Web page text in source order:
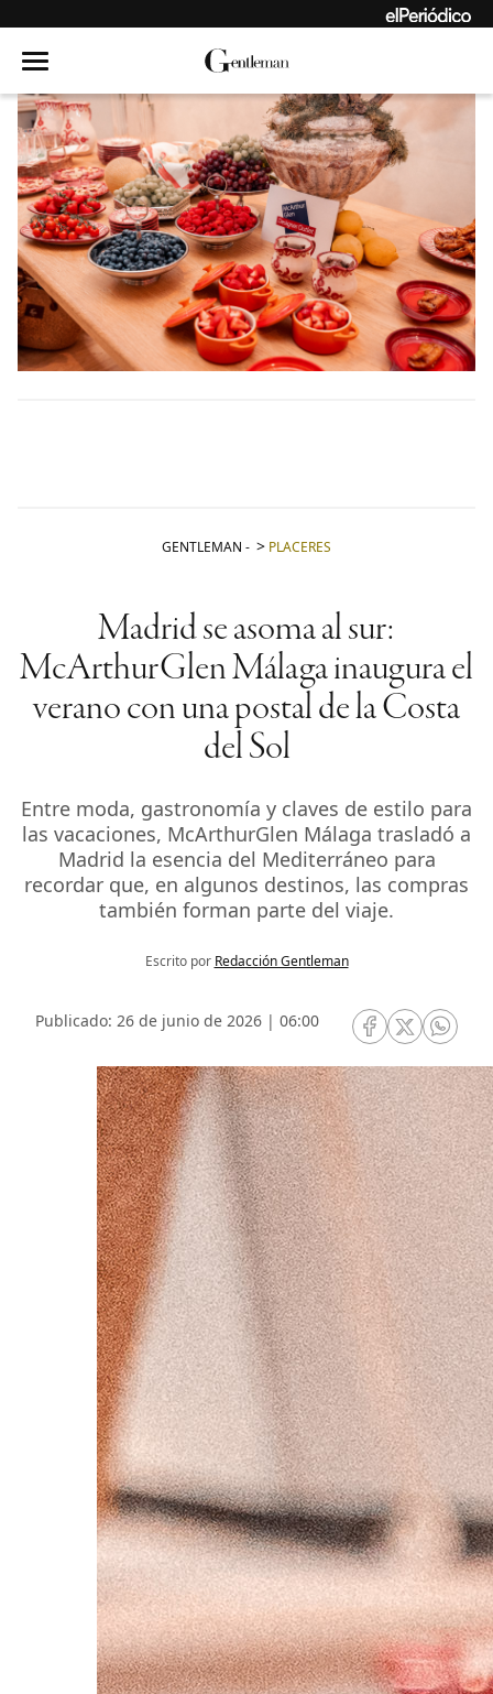
GENTLEMAN - PLACERES
Madrid se asoma al sur:
McArthurGlen Málaga inaugura el
verano con una postal de la Costa
del Sol
Entre moda, gastronomía y claves de estilo para
las vacaciones, McArthurGlen Málaga trasladó a
Madrid la esencia del Mediterráneo para
recordar que, en algunos destinos, las compras
también forman parte del viaje.
Escrito por Redacción Gentleman
Publicado: 26 de junio de 2026 | 06:00
RRSS Facebook
RRSSRRSS